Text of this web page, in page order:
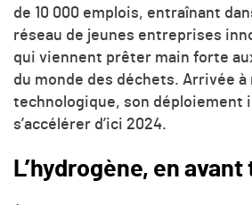
de 10 000 emplois, entraînant
réseau de jeunes entreprises
qui viennent prêter main forte
du monde des déchets. Arrivée
technologique, son déploiement
s’accélérer d’ici 2024.
L’hydrogène, en